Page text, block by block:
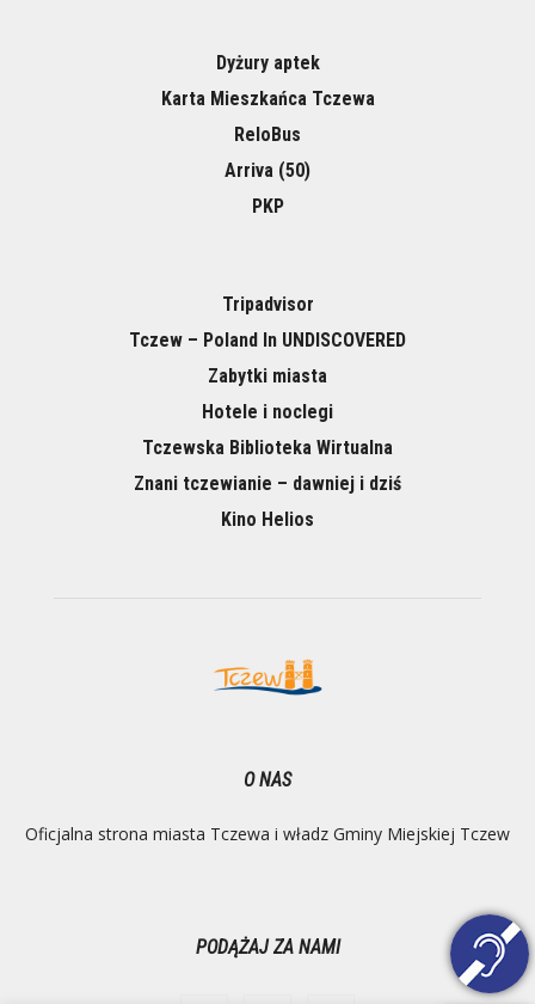
Dyżury aptek
Karta Mieszkańca Tczewa
ReloBus
Arriva (50)
PKP
Tripadvisor
Tczew – Poland In UNDISCOVERED
Zabytki miasta
Hotele i noclegi
Tczewska Biblioteka Wirtualna
Znani tczewianie – dawniej i dziś
Kino Helios
O NAS
Oficjalna strona miasta Tczewa i władz Gminy Miejskiej Tczew
PODĄŻAJ ZA NAMI